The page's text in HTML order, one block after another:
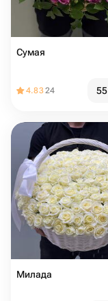
Сумая
4.8324
Милада